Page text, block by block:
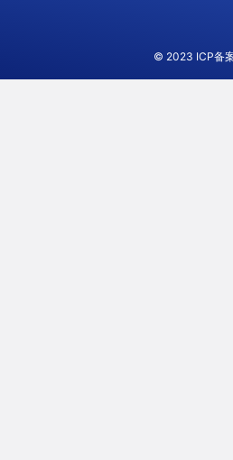
© 2023 ICP备